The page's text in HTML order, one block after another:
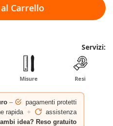
Carrello
Servizi:
Misure Resi
–
pagamenti protetti
rapida +
assistenza
idea? Reso gratuito